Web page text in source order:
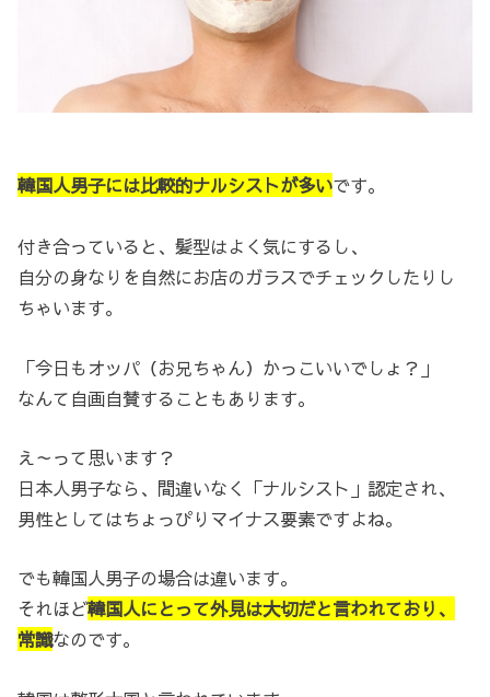
韓国人男子には比較的ナルシストが多いです。
付き合っていると、髪型はよく気にするし、
自分の身なりを自然にお店のガラスでチェックしたりし
ちゃいます。
「今日もオッパ（お兄ちゃん）かっこいいでしょ？」
なんて自画自賛することもあります。
え～って思います？
日本人男子なら、間違いなく「ナルシスト」認定され、
男性としてはちょっぴりマイナス要素ですよね。
でも韓国人男子の場合は違います。
それほど韓国人にとって外見は大切だと言われており、
常識なのです。